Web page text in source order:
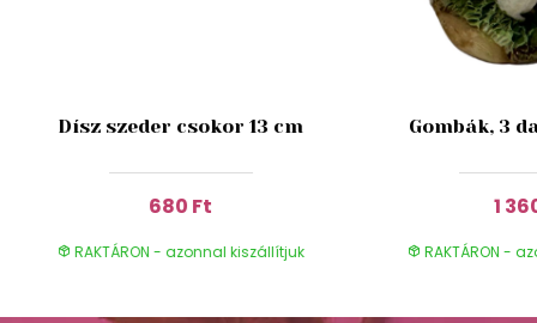
Dísz szeder csokor 13 cm
680 Ft
RAKTÁRON - azonnal kiszállítjuk
Gombák, 3
1
RAKTÁRON -